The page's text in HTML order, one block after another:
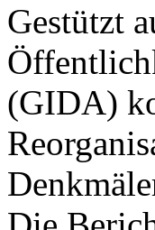
Gestützt
(GIDA)